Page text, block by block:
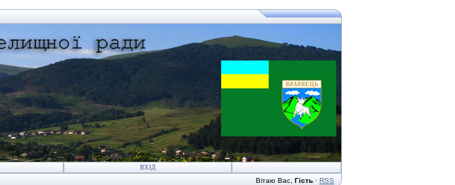
ВХІД
Вітаю Вас Гість · RSS